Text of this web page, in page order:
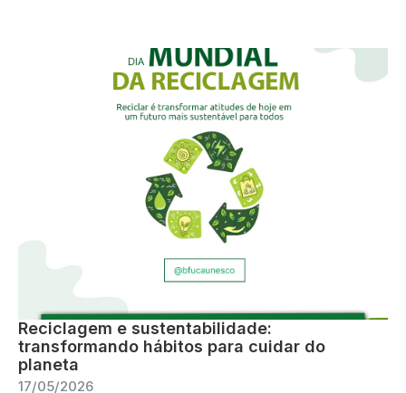
Reciclagem e sustentabilidade:
transformando hábitos para cuidar do
planeta
17/05/2026